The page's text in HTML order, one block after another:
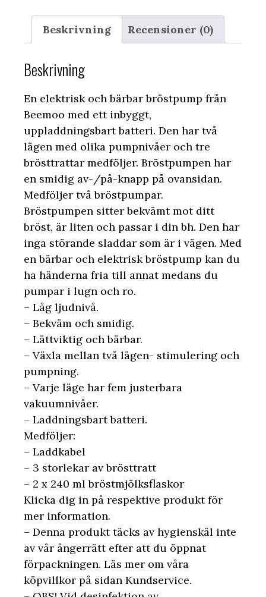
Beskrivning Recensioner (0)
Beskrivning
En elektrisk och bärbar bröstpump från
Beemoo med ett inbyggt,
uppladdningsbart batteri. Den har två
lägen med olika pumpnivåer och tre
brösttrattar medföljer. Bröstpumpen har
en smidig av-/på-knapp på ovansidan.
Medföljer två bröstpumpar.
Bröstpumpen sitter bekvämt mot ditt
bröst, är liten och passar i din bh. Den har
inga störande sladdar som är i vägen. Med
en bärbar och elektrisk bröstpump kan du
ha händerna fria till annat medans du
pumpar i lugn och ro.
– Låg ljudnivå.
– Bekväm och smidig.
– Lättviktig och bärbar.
– Växla mellan två lägen- stimulering och
pumpning.
– Varje läge har fem justerbara
vakuumnivåer.
– Laddningsbart batteri.
Medföljer:
– Laddkabel
– 3 storlekar av brösttratt
– 2 x 240 ml bröstmjölksflaskor
Klicka dig in på respektive produkt för
mer information.
– Denna produkt täcks av hygienskäl inte
av vår ångerrätt efter att du öppnat
förpackningen. Läs mer om våra
köpvillkor på sidan Kundservice.